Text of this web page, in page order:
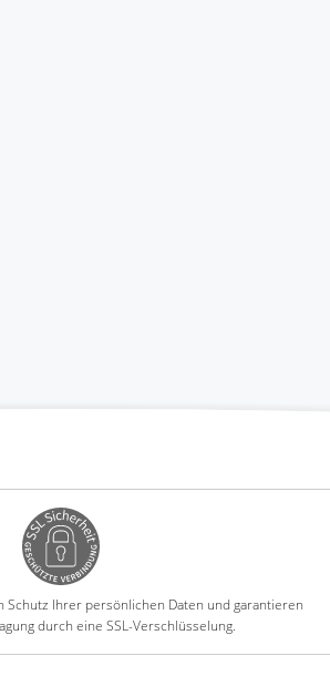
Schutz Ihrer persönlichen Daten und garantieren
durch eine SSL-Verschlüsselung.